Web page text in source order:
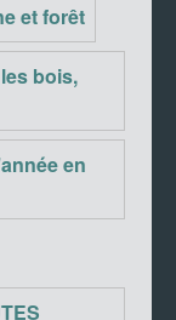
et forêt
bois,
en